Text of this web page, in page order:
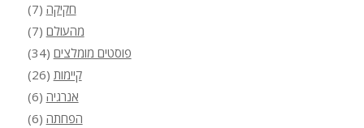
חקיקה (7)
מהעולם (7)
פוסטים מומלצים (34)
קיימות (26)
אנרגיה (6)
הפחתה (6)